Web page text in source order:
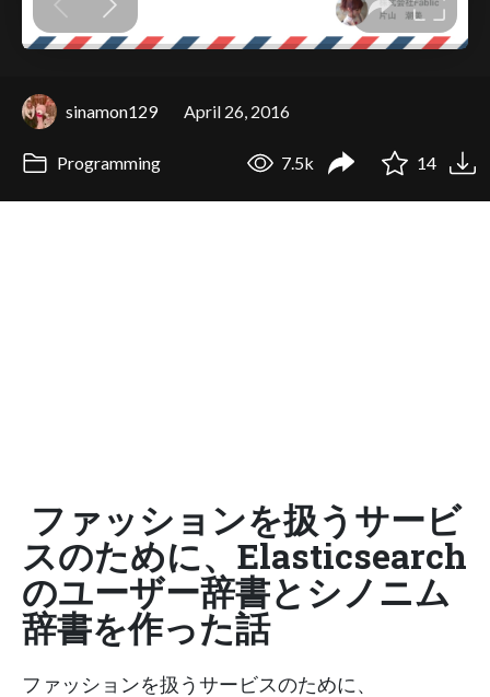
sinamon129 April 26, 2016
Programming 7.5k 14
ファッションを扱うサービ
スのために、Elasticsearch
のユーザー辞書とシノニム
辞書を作った話
ファッションを扱うサービスのために、